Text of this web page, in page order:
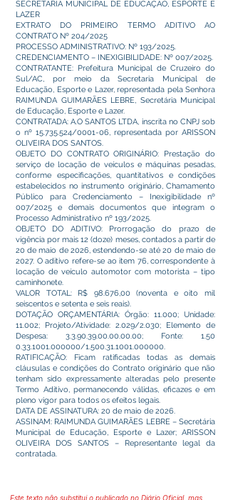
SECRETARIA MUNICIPAL DE EDUCAÇÃO, ESPORTE E
LAZER
EXTRATO DO PRIMEIRO TERMO ADITIVO AO
CONTRATO Nº 204/2025
PROCESSO ADMINISTRATIVO: Nº 193/2025.
CREDENCIAMENTO – INEXIGIBILIDADE: Nº 007/2025.
CONTRATANTE: Prefeitura Municipal de Cruzeiro do
Sul/AC, por meio da Secretaria Municipal de
Educação, Esporte e Lazer, representada pela Senhora
RAIMUNDA GUIMARÃES LEBRE, Secretária Municipal
de Educação, Esporte e Lazer.
CONTRATADA: A.O SANTOS LTDA, inscrita no CNPJ sob
o nº 15.735.524/0001-06, representada por ARISSON
OLIVEIRA DOS SANTOS.
OBJETO DO CONTRATO ORIGINÁRIO: Prestação do
serviço de locação de veículos e máquinas pesadas,
conforme especificações, quantitativos e condições
estabelecidos no instrumento originário, Chamamento
Público para Credenciamento – Inexigibilidade nº
007/2025 e demais documentos que integram o
Processo Administrativo nº 193/2025.
OBJETO DO ADITIVO: Prorrogação do prazo de
vigência por mais 12 (doze) meses, contados a partir de
20 de maio de 2026, estendendo-se até 20 de maio de
2027. O aditivo refere-se ao item 76, correspondente à
locação de veículo automotor com motorista – tipo
caminhonete.
VALOR TOTAL: R$ 98.676,00 (noventa e oito mil
seiscentos e setenta e seis reais).
DOTAÇÃO ORÇAMENTÁRIA: Órgão: 11.000; Unidade:
11.002; Projeto/Atividade: 2.029/2.030; Elemento de
Despesa: 3.3.90.39.00.00.00.00; Fonte: 1.50
0.33.1001.000000/1.500.31.1001.000000.
RATIFICAÇÃO: Ficam ratificadas todas as demais
cláusulas e condições do Contrato originário que não
tenham sido expressamente alteradas pelo presente
Termo Aditivo, permanecendo válidas, eficazes e em
pleno vigor para todos os efeitos legais.
DATA DE ASSINATURA: 20 de maio de 2026.
ASSINAM: RAIMUNDA GUIMARÃES LEBRE – Secretária
Municipal de Educação, Esporte e Lazer; ARISSON
OLIVEIRA DOS SANTOS – Representante legal da
contratada.
Este texto não substitui o publicado no Diário Oficial, mas